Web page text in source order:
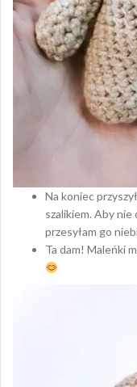
Na koniec
szalikiem. Aby nie
przesyłam go
Ta dam! Maleńki